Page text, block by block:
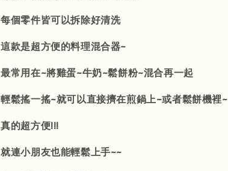
每個零件皆可以拆除好清洗
這款是超方便的料理混合器~
最常用在~將雞蛋~牛奶~鬆餅粉~混合再一起
輕鬆搖一搖~就可以直接擠在煎鍋上~或者鬆餅機裡~
真的超方便!!!
就連小朋友也能輕鬆上手~~